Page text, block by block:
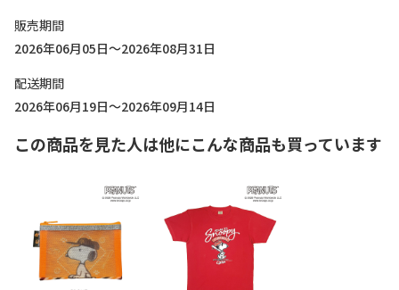
販売期間
2026年06月05日～2026年08月31日
配送期間
2026年06月19日～2026年09月14日
この商品を見た人は他にこんな商品も買っています